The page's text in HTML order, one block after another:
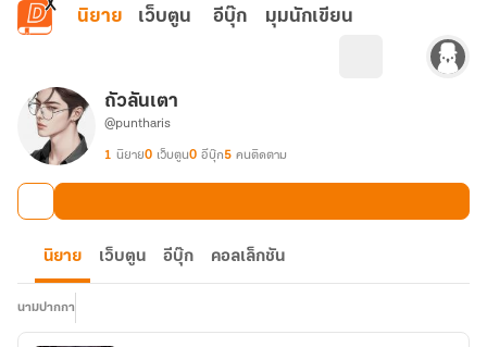
ข้ามไปยังเนื้อหาหลัก
นิยาย เว็บตูน อีบุ๊ก มุมนักเขียน
ถัวลันเตา
@puntharis
1 นิยาย0 เว็บตูน0 อีบุ๊ก5 คนติดตาม
นิยาย เว็บตูน อีบุ๊ก คอลเล็กชัน
นามปากกา